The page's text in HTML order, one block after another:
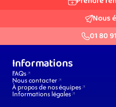
Nous
01 80
Informations
FAQs
Nous contacter
À propos de nos équipes
Informations légales